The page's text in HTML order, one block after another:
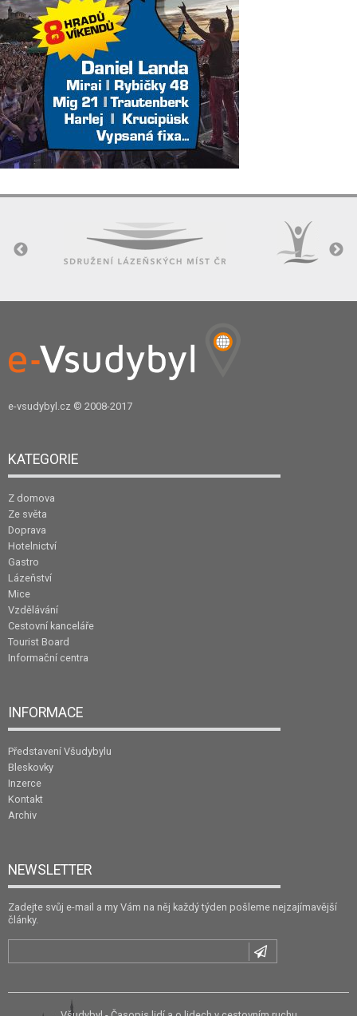
e-vsudybyl.cz © 2008-2017
KATEGORIE
Z domova
Ze světa
Doprava
Hotelnictví
Gastro
Lázeňství
Mice
Vzdělávání
Cestovní kanceláře
Tourist Board
Informační centra
INFORMACE
Představení Všudybylu
Bleskovky
Inzerce
Kontakt
Archiv
NEWSLETTER
Zadejte svůj e-mail a my Vám na něj každý týden pošleme nejzajímavější
články.